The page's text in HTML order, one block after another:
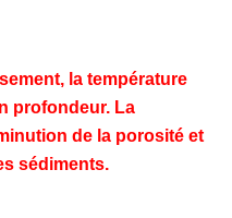
la température
profondeur. La
de la porosité et
sédiments.